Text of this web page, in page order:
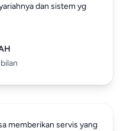
dan sistem yg
memberikan servis yang